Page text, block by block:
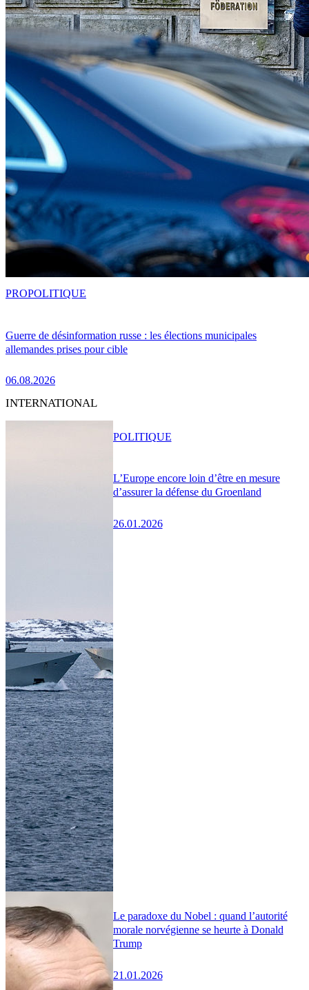
Guerre de désinformation russe : les élections municipales
allemandes prises pour cible
06.08.2026
PROPOLITIQUE
INTERNATIONAL
L’Europe encore loin d’être en mesure
d’assurer la défense du Groenland
26.01.2026
POLITIQUE
Le paradoxe du Nobel : quand l’autorité
morale norvégienne se heurte à Donald
Trump
21.01.2026